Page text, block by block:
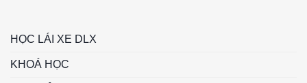
HỌC LÁI XE DLX
KHOÁ HỌC